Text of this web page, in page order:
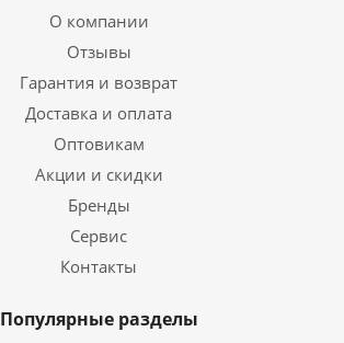
О компании
Отзывы
Гарантия и возврат
Доставка и оплата
Оптовикам
Акции и скидки
Бренды
Сервис
Контакты
Популярные разделы